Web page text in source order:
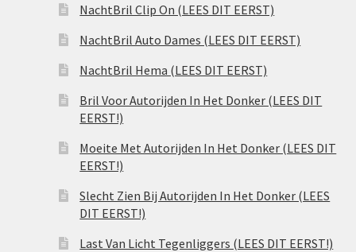
NachtBril Clip On (LEES DIT EERST)
NachtBril Auto Dames (LEES DIT EERST)
NachtBril Hema (LEES DIT EERST)
Bril Voor Autorijden In Het Donker (LEES DIT
EERST!)
Moeite Met Autorijden In Het Donker (LEES DIT
EERST!)
Slecht Zien Bij Autorijden In Het Donker (LEES
DIT EERST!)
Last Van Licht Tegenliggers (LEES DIT EERST!)